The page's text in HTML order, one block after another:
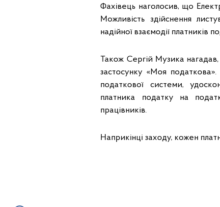
Фахівець наголосив, що
Можливість здійснення
надійної взаємодії платників
Також Сергій Музика
застосунку «Моя
податкової системи,
платника податку на
працівників.
Наприкінці заходу, кожен